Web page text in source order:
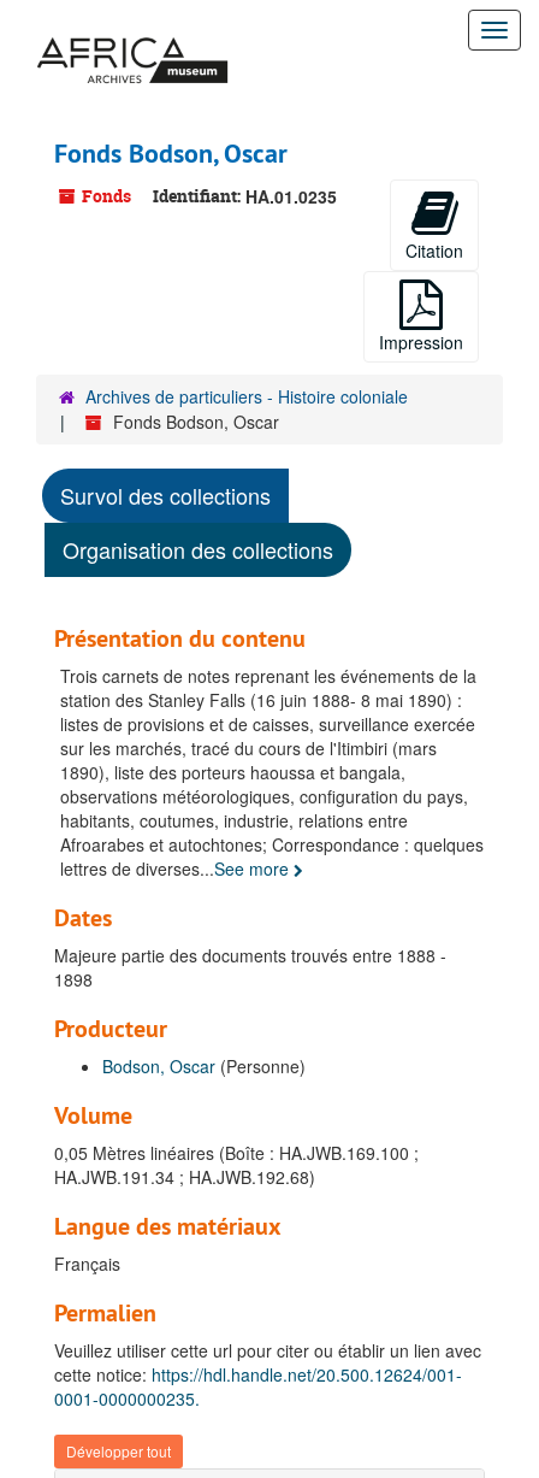
contenu
Fonds Bodson, Oscar
Fonds Identifiant: HA.01.0235
Citation
Impression
Archives de particuliers - Histoire coloniale
Fonds Bodson, Oscar
Survol des collections
Organisation des collections
Présentation du contenu
Trois carnets de notes reprenant les événements de la
station des Stanley Falls (16 juin 1888- 8 mai 1890) :
listes de provisions et de caisses, surveillance exercée
sur les marchés, tracé du cours de l'Itimbiri (mars
1890), liste des porteurs haoussa et bangala,
observations météorologiques, configuration du pays,
habitants, coutumes, industrie, relations entre
Afroarabes et autochtones; Correspondance : quelques
lettres de diverses...See more
Dates
Majeure partie des documents trouvés entre 1888 -
1898
Producteur
Bodson, Oscar (Personne)
Volume
0,05 Mètres linéaires (Boîte : HA.JWB.169.100 ;
HA.JWB.191.34 ; HA.JWB.192.68)
Langue des matériaux
Français
Permalien
Veuillez utiliser cette url pour citer ou établir un lien avec
cette notice: https://hdl.handle.net/20.500.12624/001-
0001-0000000235.
Développer tout